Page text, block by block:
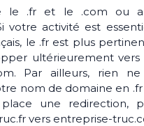
le .fr et le .com ou
votre activité est
le .fr est plus
ultérieurement vers
Par ailleurs, rien ne
nom de domaine en
une redirection,
vers entreprise-